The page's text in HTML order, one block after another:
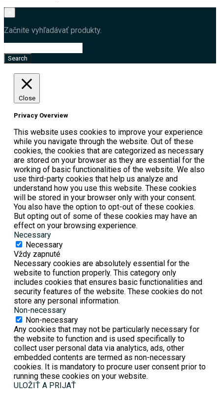
Začnite vyhľadávať produkty.
Close
Privacy Overview
This website uses cookies to improve your experience
while you navigate through the website. Out of these
cookies, the cookies that are categorized as necessary
are stored on your browser as they are essential for the
working of basic functionalities of the website. We also
use third-party cookies that help us analyze and
understand how you use this website. These cookies
will be stored in your browser only with your consent.
You also have the option to opt-out of these cookies.
But opting out of some of these cookies may have an
effect on your browsing experience.
Necessary
Necessary
Vždy zapnuté
Necessary cookies are absolutely essential for the
website to function properly. This category only
includes cookies that ensures basic functionalities and
security features of the website. These cookies do not
store any personal information.
Non-necessary
Non-necessary
Any cookies that may not be particularly necessary for
the website to function and is used specifically to
collect user personal data via analytics, ads, other
embedded contents are termed as non-necessary
cookies. It is mandatory to procure user consent prior to
running these cookies on your website.
ULOŽIŤ A PRIJAŤ